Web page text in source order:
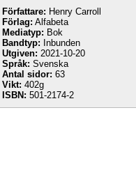
Författare: Henry Carroll
Förlag: Alfabeta
Mediatyp: Bok
Bandtyp: Inbunden
Utgiven: 2021-10-20
Språk: Svenska
Antal sidor: 63
Vikt: 402g
ISBN: 501-2174-2